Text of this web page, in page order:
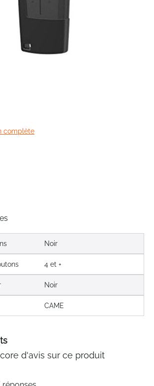
complète
Noir
4 et +
Noir
CAME
d'avis sur ce produit